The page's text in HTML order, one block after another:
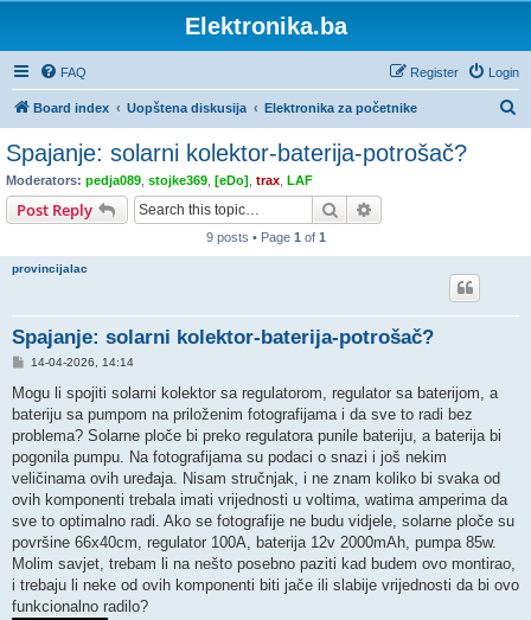
Elektronika.ba
FAQ Login
Register
Board index Uopštena diskusija Elektronika za početnike
Spajanje: solarni kolektor-baterija-potrošač?
Moderators: pedja089 stojke369 [eDo] trax LAF
Post Reply Search
9 posts • Page 1 of 1
provincijalac
Spajanje: solarni kolektor-baterija-potrošač?
P
s
14-04-2026, 14:14
Mogu li spojiti solarni kolektor sa regulatorom, regulator sa baterijom, a
bateriju sa pumpom na priloženim fotografijama i da sve to radi bez
problema? Solarne ploče bi preko regulatora punile bateriju, a baterija bi
pogonila pumpu. Na fotografijama su podaci o snazi i još nekim
veličinama ovih uređaja. Nisam stručnjak, i ne znam koliko bi svaka od
ovih komponenti trebala imati vrijednosti u voltima, watima amperima da
sve to optimalno radi. Ako se fotografije ne budu vidjele, solarne ploče su
površine 66x40cm, regulator 100A, baterija 12v 2000mAh, pumpa 85w.
Molim savjet, trebam li na nešto posebno paziti kad budem ovo montirao,
i trebaju li neke od ovih komponenti biti jače ili slabije vrijednosti da bi ovo
funkcionalno radilo?